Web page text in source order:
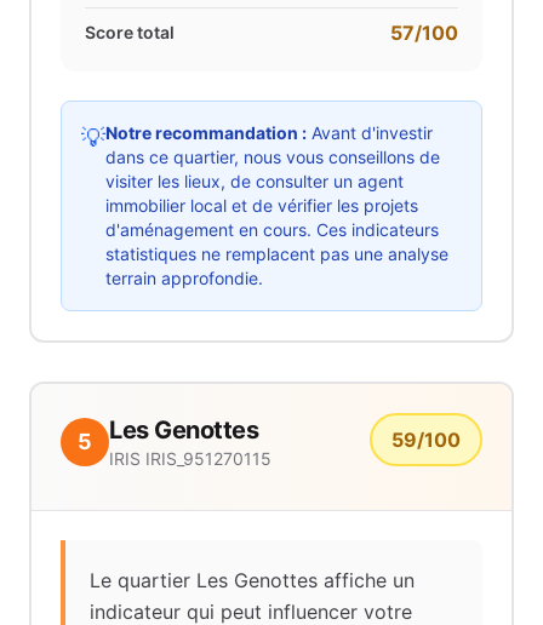
Score total 57/100
💡Notre recommandation : Avant d'investir
dans ce quartier, nous vous conseillons de
visiter les lieux, de consulter un agent
immobilier local et de vérifier les projets
d'aménagement en cours. Ces indicateurs
statistiques ne remplacent pas une analyse
terrain approfondie.
5 Les Genottes
IRIS IRIS_951270115
59/100
Le quartier Les Genottes affiche un
indicateur qui peut influencer votre